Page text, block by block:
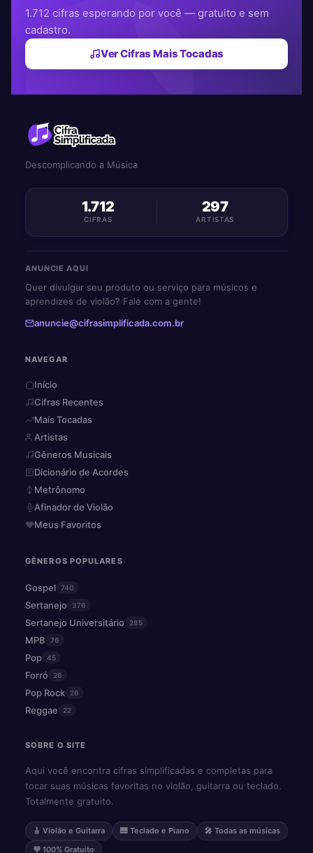
1.712 cifras esperando por você — gratuito e sem
cadastro.
Ver Cifras Mais Tocadas
Descomplicando a Música
1.712
CIFRAS
297
ARTISTAS
ANUNCIE AQUI
Quer divulgar seu produto ou serviço para músicos e
aprendizes de violão? Fale com a gente!
anuncie@cifrasimplificada.com.br
NAVEGAR
Início
Cifras Recentes
Mais Tocadas
Artistas
Gêneros Musicais
Dicionário de Acordes
Metrônomo
Afinador de Violão
Meus Favoritos
GÊNEROS POPULARES
Gospel 740
Sertanejo 376
Sertanejo Universitário 285
MPB 76
Pop 45
Forró 28
Pop Rock 26
Reggae 22
SOBRE O SITE
Aqui você encontra cifras simplificadas e completas para
tocar suas músicas favoritas no violão, guitarra ou teclado.
Totalmente gratuito.
🎸 Violão e Guitarra 🎹 Teclado e Piano
🎤 Todas as músicas
💜 100% Gratuito